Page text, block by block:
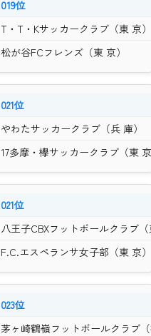
019位
T・T・Kサッカークラブ（東 京）
松が谷FCフレンズ（東 京）
021位
やわたサッカークラブ（兵 庫）
17多摩・欅サッカークラブ（東
021位
八王子CBXフットボールクラブ
F.C.エスペランサ女子部（東 京）
023位
茅ヶ崎鶴嶺フットボールクラブ